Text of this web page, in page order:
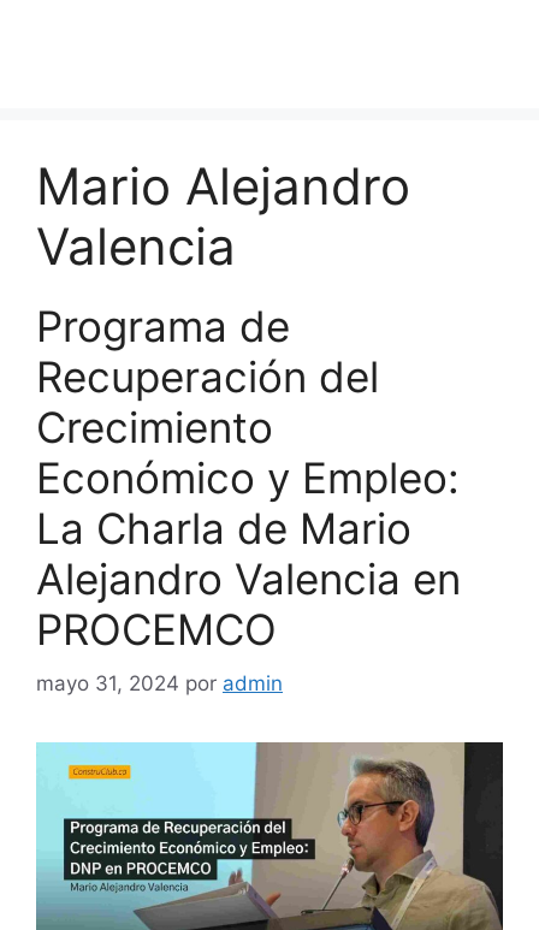
Mario Alejandro
Valencia
Programa de
Recuperación del
Crecimiento
Económico y Empleo:
La Charla de Mario
Alejandro Valencia en
PROCEMCO
mayo 31, 2024 por admin